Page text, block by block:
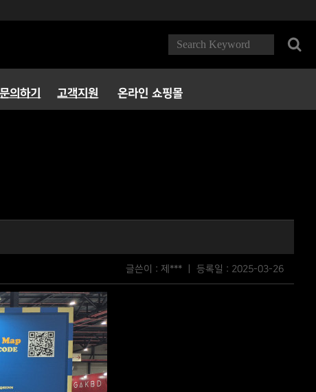
문의하기 고객지원 온라인 쇼핑몰
글쓴이 : 제*** ㅣ 등록일 : 2025-03-26